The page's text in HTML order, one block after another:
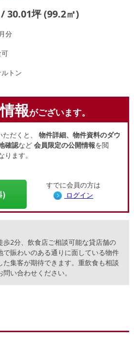
30.01坪 (99.2㎡)
分
ルトン
報がございます。
だくと、 物件詳細、物件資料のダウ
確認など 会員限定の公開情報を閲
ます。
)
すでに会員の方は
ログイン
歩2分、飲食店ご相談可能な貸店舗の
で賑わいのある通りに面している物件
た集客が期待できます。重飲食も相談
い合わせください。